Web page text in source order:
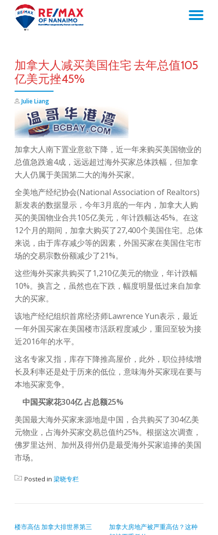
加拿大人减买美国住宅 去年总值105
亿美元挫45%
Julie Liang
加拿大人南下置业意欲下降，近一年来购买美国物业的
总值急跌逾4成，远远超过海外买家总体跌幅，但加拿
大人仍属于美国第二大的海外买家。
全美地产经纪协会(National Association of Realtors)
新发表的数据显示，今年3月底的一年内，加拿大人购
买的美国物业合共105亿美元，年计跌幅达45%。在这
12个月的期间，加拿大购买了27,400个美国住宅。总体
来说，由于库存减少等的因素，外国买家在美国住宅市
场的交易宗数份额减少了21%。
这些海外买家共购买了1,210亿美元的物业，年计跌幅
10%。换言之，虽然也在下跌，幅度明显低过来自加拿
大的买家。
该地产经纪组织首席经济师Lawrence Yun表示，最近
一年外国买家在美国楼市活跃程度减少，重回至较为接
近2016年的水平。
这名专家又指，库存下降推高屋价，此外，职位持续增
长及利率还是处于历来的低位，意味海外买家现在要与
本地买家竞争。
中国买家花304亿 占总额25%
美国最大海外买家来源地是中国，合共购买了304亿美
元物业，占海外买家交易总值约25%。根据这次调查，
佛罗里达州、加州及得州仍是最受海外买家追捧的美国
市场。
Posted in 梁晓专栏
楼市高估 加拿大排世界第三
加拿大房地产被严重高估？这种